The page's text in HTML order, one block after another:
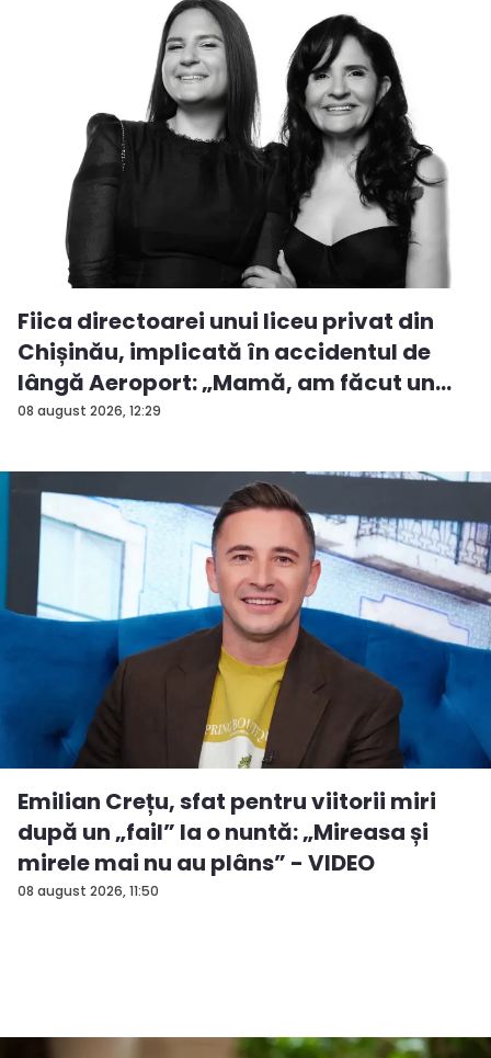
08 august 2026, 12:29
Fiica directoarei unui liceu privat din
Chișinău, implicată în accidentul de
lângă Aeroport: „Mamă, am făcut un
ac...
08 august 2026, 11:50
Emilian Crețu, sfat pentru viitorii miri
după un „fail” la o nuntă: „Mireasa și
mirele mai nu au plâns” - VIDEO